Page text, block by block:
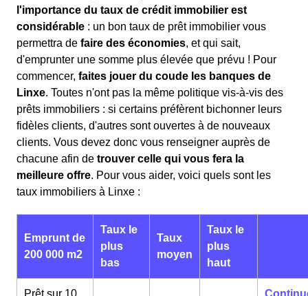
l'importance du taux de crédit immobilier est
considérable : un bon taux de prêt immobilier vous
permettra de faire des économies, et qui sait,
d'emprunter une somme plus élevée que prévu ! Pour
commencer, faites jouer du coude les banques de
Linxe. Toutes n'ont pas la même politique vis-à-vis des
prêts immobiliers : si certains préfèrent bichonner leurs
fidèles clients, d'autres sont ouvertes à de nouveaux
clients. Vous devez donc vous renseigner auprès de
chacune afin de trouver celle qui vous fera la
meilleure offre. Pour vous aider, voici quels sont les
taux immobiliers à Linxe :
Emprunt de
200 000 m2
Taux le
plus
bas
Taux
moyen
Taux le
plus
haut
Prêt sur 10